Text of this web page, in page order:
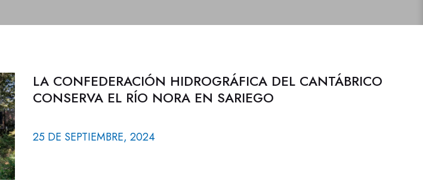
LA CONFEDERACIÓN HIDROGRÁFICA DEL CANTÁBRICO
CONSERVA EL RÍO NORA EN SARIEGO
25 DE SEPTIEMBRE, 2024